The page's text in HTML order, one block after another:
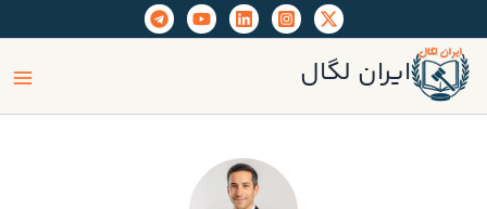
به
محتوا
ایران لگال